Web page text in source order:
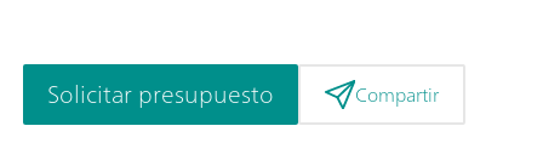
Solicitar presupuesto Compartir